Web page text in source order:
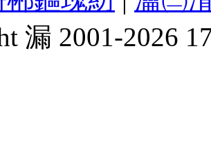
漏 2001-2026